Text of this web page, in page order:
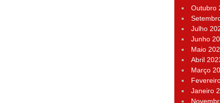
Outubro
Julho
Junho
Maio
Abril
Março
Janeiro